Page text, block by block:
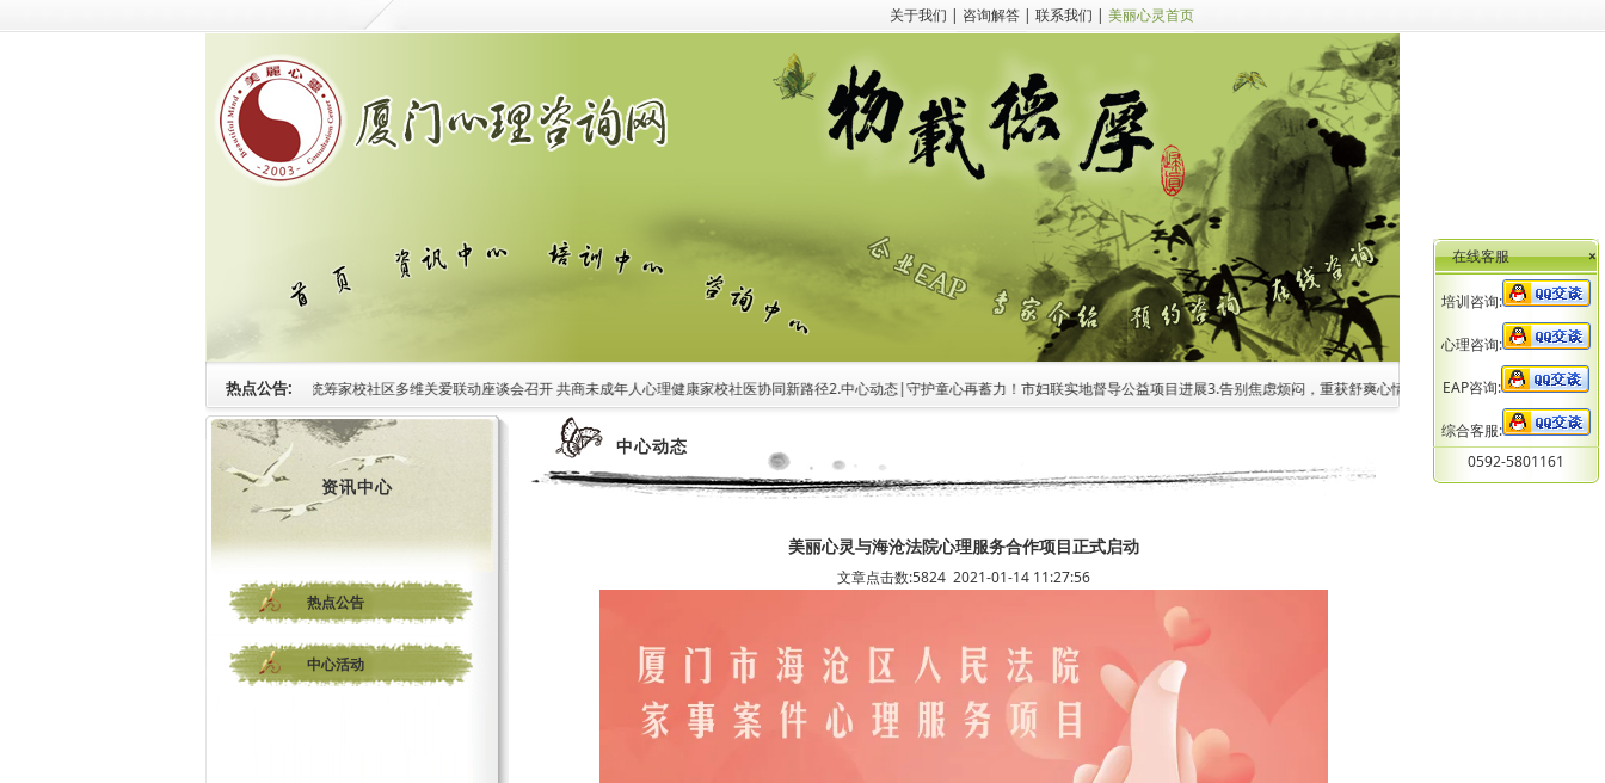
关于我们 | 咨询解答 | 联系我们 | 美丽心灵首页
热点公告:
1.中心动态|妇联统筹家校社区多维关爱联动座谈会召开 共商未成年人心理健康家校社医协同新路径2.中心动态|守护童心再蓄力！市妇联实地督导公益项目进展3.告别焦虑烦闷，重获舒爽心情！——专业心理咨询盛夏七月特惠
资讯中心
热点公告
中心活动
中心动态
美丽心灵与海沧法院心理服务合作项目正式启动
文章点击数:5824 2021-01-14 11:27:56
在线客服 ×
培训咨询:
心理咨询:
EAP咨询:
综合客服:
0592-5801161